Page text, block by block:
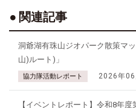
関連記事
洞爺湖有珠山ジオパーク散策マ
山)ルート)」
協力隊活動レポート 2026年06
【イベントレポート】令和8年